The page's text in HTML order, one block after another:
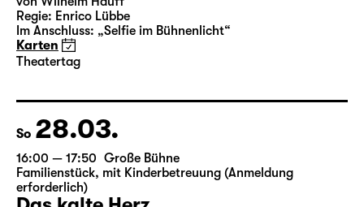
19:30 — 21:20 Große Bühne
Familienstück
Theatertag
Das kalte Herz
von Wilhelm Hauff
Karten
Theatertag
So 28.03.